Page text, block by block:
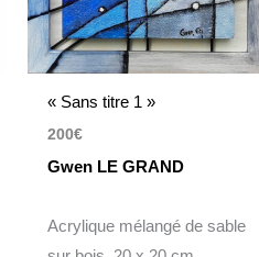
« Sans titre 1 »
200€
Gwen LE GRAND
Acrylique mélangé de sable